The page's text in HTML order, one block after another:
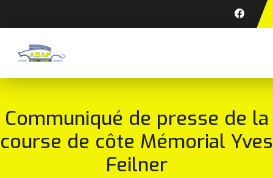
Communiqué de presse de la
course de côte Mémorial Yves
Feilner